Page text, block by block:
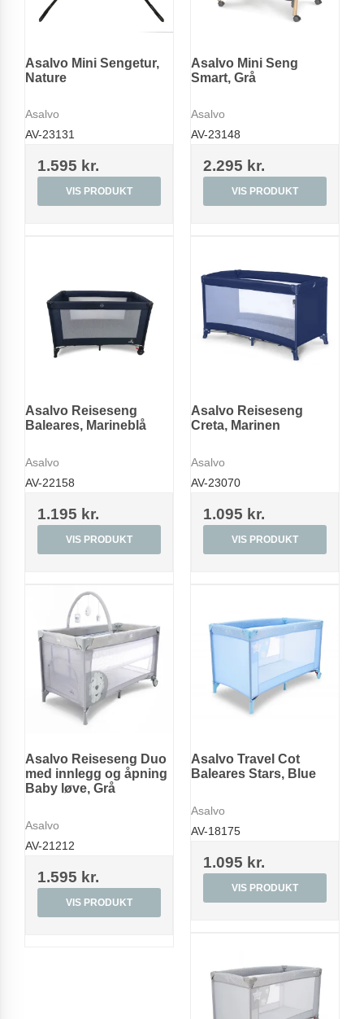
Asalvo Mini Sengetur,
Nature
Asalvo
AV-23131
1.595 kr.
VIS PRODUKT
Asalvo Mini Seng
Smart, Grå
Asalvo
AV-23148
2.295 kr.
VIS PRODUKT
Asalvo Reiseseng
Baleares, Marineblå
Asalvo
AV-22158
1.195 kr.
VIS PRODUKT
Asalvo Reiseseng
Creta, Marinen
Asalvo
AV-23070
1.095 kr.
VIS PRODUKT
Asalvo Reiseseng Duo
med innlegg og åpning
Baby løve, Grå
Asalvo
AV-21212
1.595 kr.
VIS PRODUKT
Asalvo Travel Cot
Baleares Stars, Blue
Asalvo
AV-18175
1.095 kr.
VIS PRODUKT